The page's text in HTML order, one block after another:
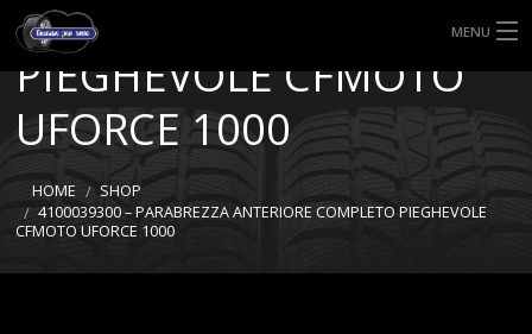
MENU
HOME
TIPI DI GOMME
MISURE GOMME
ANTERIORE COMPLETO
PIEGHEVOLE CFMOTO
UFORCE 1000
HOME
SHOP
4100039300 – PARABREZZA ANTERIORE COMPLETO PIEGHEVOLE
CFMOTO UFORCE 1000